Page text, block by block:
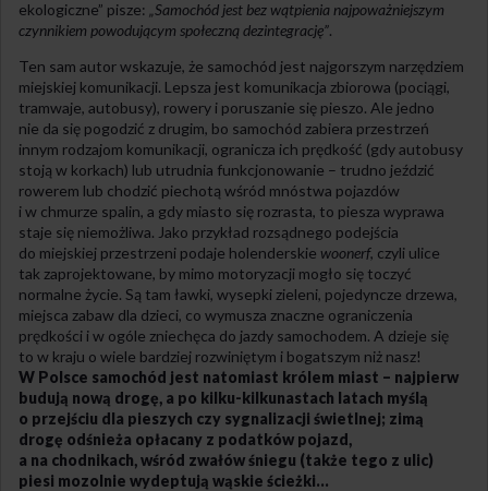
ekologiczne” pisze: „Samochód jest bez wątpienia najpoważniejszym
czynnikiem powodującym społeczną dezintegrację”.
Ten sam autor wskazuje, że samochód jest najgorszym narzędziem
miejskiej komunikacji. Lepsza jest komunikacja zbiorowa (pociągi,
tramwaje, autobusy), rowery i poruszanie się pieszo. Ale jedno
nie da się pogodzić z drugim, bo samochód zabiera przestrzeń
innym rodzajom komunikacji, ogranicza ich prędkość (gdy autobusy
stoją w korkach) lub utrudnia funkcjonowanie – trudno jeździć
rowerem lub chodzić piechotą wśród mnóstwa pojazdów
i w chmurze spalin, a gdy miasto się rozrasta, to piesza wyprawa
staje się niemożliwa. Jako przykład rozsądnego podejścia
do miejskiej przestrzeni podaje holenderskie woonerf, czyli ulice
tak zaprojektowane, by mimo motoryzacji mogło się toczyć
normalne życie. Są tam ławki, wysepki zieleni, pojedyncze drzewa,
miejsca zabaw dla dzieci, co wymusza znaczne ograniczenia
prędkości i w ogóle zniechęca do jazdy samochodem. A dzieje się
to w kraju o wiele bardziej rozwiniętym i bogatszym niż nasz!
W Polsce samochód jest natomiast królem miast – najpierw
budują nową drogę, a po kilku-kilkunastach latach myślą
o przejściu dla pieszych czy sygnalizacji świetlnej; zimą
drogę odśnieża opłacany z podatków pojazd,
a na chodnikach, wśród zwałów śniegu (także tego z ulic)
piesi mozolnie wydeptują wąskie ścieżki…